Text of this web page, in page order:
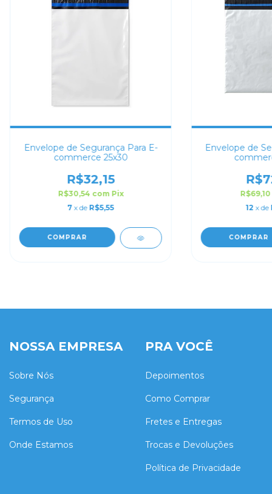
Envelope de Segurança Para E-
commerce 25x30
R$32,15
R$30,54 com Pix
7 x de R$5,55
COMPRAR
Envelope de
R$69,10
12 x de
COMPRAR
NOSSA EMPRESA
Sobre Nós
Segurança
Termos de Uso
Onde Estamos
PRA VOCÊ
Depoimentos
Como Comprar
Fretes e Entregas
Trocas e Devoluções
Política de Privacidade